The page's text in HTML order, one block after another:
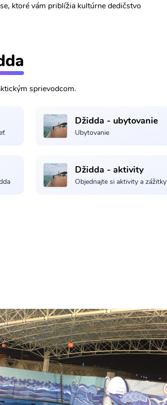
ktoré vám priblížia kultúrne dedičstvo
sprievodcom.
Džidda - ubytovanie
Ubytovanie
Džidda - aktivity
Objednajte si aktivity a zážitky